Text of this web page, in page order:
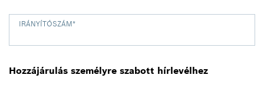
IRÁNYÍTÓSZÁM*
Hozzájárulás személyre szabott hírlevélhez